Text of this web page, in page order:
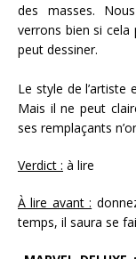
des masses.
verrons bien si cela
peut dessiner.
Le style de l’artiste
Mais il ne peut
ses remplaçants
Verdict : à lire
À lire avant :
temps, il saura se